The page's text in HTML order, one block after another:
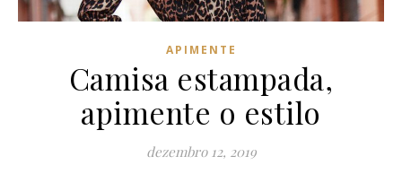
APIMENTE
Camisa estampada,
apimente o estilo
dezembro 12, 2019